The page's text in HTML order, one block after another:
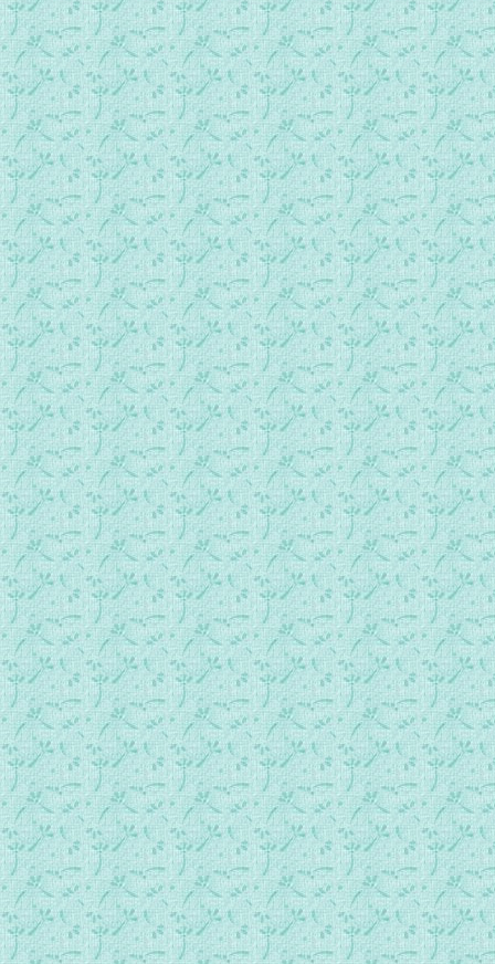
337_一天如千年(圣经节录).mp3
338_我们要因你的胜利而欢舞（圣经节录）.mp3
339_我要跟随你.mp3
340_祂决不舍弃我.mp3
341_我要信靠祢.mp3
342_不要依靠我自已.mp3
343_我要专心依靠主.mp3
344_你们的力量是在于宁静和信赖（圣经节录）.mp3
345_天真信赖(圣经节录).mp3
346_耶稣，我信赖祢.mp3
347_祂永不会舍弃我.mp3
348_我不再忧愁.mp3
349_平息风浪.mp3
350_你们什么也不要挂虑.mp3
351_时刻接受主一切安排，因祂而喜乐.mp3
352_在圣神内的喜乐甜蜜（圣经节录）.mp3
353_在圣神内的喜乐甜蜜（圣经节录）.mp3
354_天主使我笑（圣经节录）.mp3
355_在天父的家中尽情欢乐（圣经节录）.mp3
356_我是全世界最快乐的小孩子.mp3
357_我要因你而喜悦.mp3
358_天主的国在于义德、平安和在圣神内的喜乐（圣经节录
359_我从心里喜乐于上主（圣经节录）.mp3
360_你以拯救我的喜乐常常环绕著我（圣经节录）.mp3
361_我的心欢乐，我的舌愉快.mp3